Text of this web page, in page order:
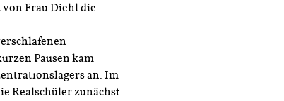
von Frau Diehl die
Pausen kam
an. Im
Realschüler zunächst